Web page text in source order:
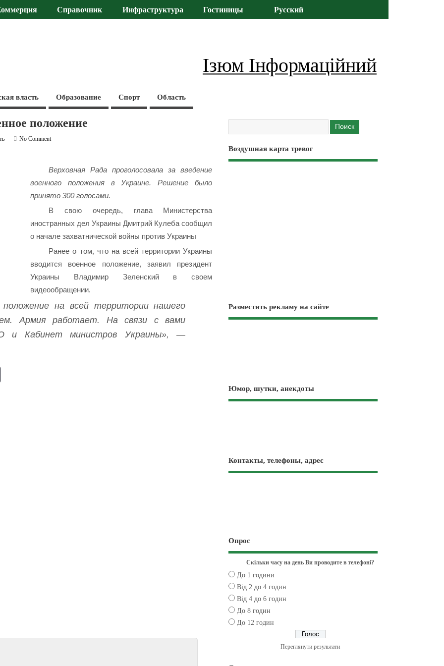
Справочник Инфраструктура Гостиницы Русский
Ізюм Інформаційний
власть Образование Спорт Область
положение
No Comment
Верховная Рада проголосовала за введение
военного положения в Украине. Решение было
принято 300 голосами.
В свою очередь, глава Министерства
иностранных дел Украины Дмитрий Кулеба сообщил
о начале захватнической войны против Украины
Ранее о том, что на всей территории Украины
вводится военное положение, заявил президент
Украины Владимир Зеленский в своем
видеообращении.
на всей территории нашего
Армия работает. На связи с вами
и Кабинет министров Украины», —
Воздушная карта тревог
Разместить рекламу на сайте
Юмор, шутки, анекдоты
Контакты, телефоны, адрес
Опрос
Скільки часу на день Ви проводите в телефоні?
До 1 години
Від 2 до 4 годин
Від 4 до 6 годин
До 8 годин
До 12 годин
Переглянути результати